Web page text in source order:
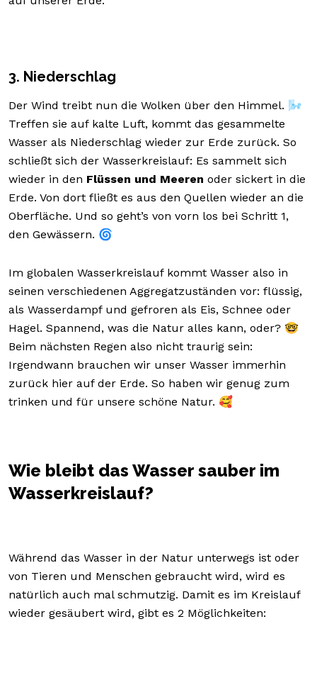
3. Niederschlag
Der Wind treibt nun die Wolken über den Himmel. 🌬️
Treffen sie auf kalte Luft, kommt das gesammelte
Wasser als Niederschlag wieder zur Erde zurück. So
schließt sich der Wasserkreislauf: Es sammelt sich
wieder in den Flüssen und Meeren oder sickert in die
Erde. Von dort fließt es aus den Quellen wieder an die
Oberfläche. Und so geht’s von vorn los bei Schritt 1,
den Gewässern. 🌀
Im globalen Wasserkreislauf kommt Wasser also in
seinen verschiedenen Aggregatzuständen vor: flüssig,
als Wasserdampf und gefroren als Eis, Schnee oder
Hagel. Spannend, was die Natur alles kann, oder? 🤓
Beim nächsten Regen also nicht traurig sein:
Irgendwann brauchen wir unser Wasser immerhin
zurück hier auf der Erde. So haben wir genug zum
trinken und für unsere schöne Natur. 🥰
Wie bleibt das Wasser sauber im
Wasserkreislauf?
Während das Wasser in der Natur unterwegs ist oder
von Tieren und Menschen gebraucht wird, wird es
natürlich auch mal schmutzig. Damit es im Kreislauf
wieder gesäubert wird, gibt es 2 Möglichkeiten: